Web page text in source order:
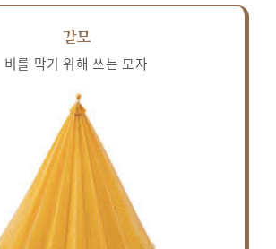
갈모
비를 막기 위해 쓰는 모자